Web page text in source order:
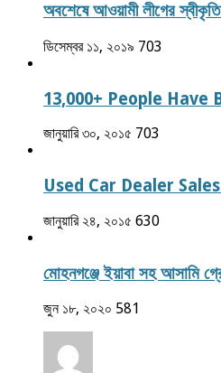
অবশেষে আওয়ামী লীগের স্বীকৃতি
ডিসেম্বর ১১, ২০১৯ 703
13,000+ People Have
জানুয়ারি ৩০, ২০১৫ 703
Used Car Dealer
জানুয়ারি ২৪, ২০১৫ 630
মোহনগঞ্জে ইয়াবা সহ আসামি
জুন ১৮, ২০২০ 581